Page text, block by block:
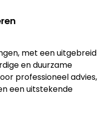
met een uitgebreid
en duurzame
professioneel advies,
een uitstekende